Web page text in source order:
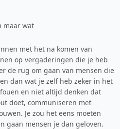
maar wat
met het na komen van
op vergaderingen die je heb
de rug om gaan van mensen die
dan wat je zelf heb zeker in het
en niet altijd denken dat
doet, communiseren met
Je zou het eens moeten
gaan mensen je dan geloven.